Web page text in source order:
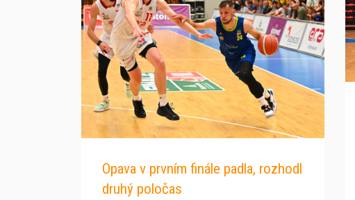
Opava v prvním finále padla, rozhodl
druhý poločas